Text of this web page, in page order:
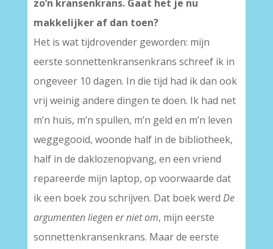
zo’n kransenkrans. Gaat het je nu
makkelijker af dan toen?
Het is wat tijdrovender geworden: mijn
eerste sonnettenkransenkrans schreef ik in
ongeveer 10 dagen. In die tijd had ik dan ook
vrij weinig andere dingen te doen. Ik had net
m’n huis, m’n spullen, m’n geld en m’n leven
weggegooid, woonde half in de bibliotheek,
half in de daklozenopvang, en een vriend
repareerde mijn laptop, op voorwaarde dat
ik een boek zou schrijven. Dat boek werd De
argumenten liegen er niet om, mijn eerste
sonnettenkransenkrans. Maar de eerste